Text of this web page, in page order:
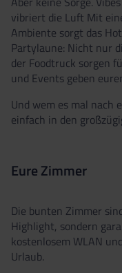
vibriert die Luft Mit
Ambiente sorgt das
Partylaune: Nicht nur
der Foodtruck sorgen
und Events geben
Und wem es mal nach
einfach in den
Eure Zimmer
Die bunten Zimmer
Highlight, sondern
kostenlosem WLAN
Urlaub.